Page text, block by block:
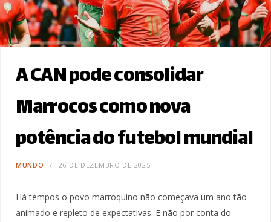
A CAN pode consolidar
Marrocos como nova
potência do futebol mundial
MUNDO 26 DE DEZEMBRO DE 2025
Há tempos o povo marroquino não começava um ano tão
animado e repleto de expectativas. E não por conta do